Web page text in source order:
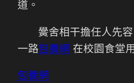
道。
黌舍相干擔任人先
一路包養網 在校園食堂
包養網